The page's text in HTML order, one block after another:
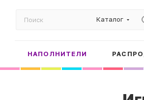
Каталог
НАПОЛНИТЕЛИ